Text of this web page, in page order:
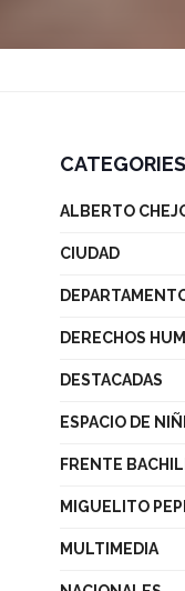
CATEGORIES
ALBERTO
CIUDAD
DERECHOS
DESTACADAS
ESPACIO DE
FRENTE
MIGUELITO
MULTIMEDIA